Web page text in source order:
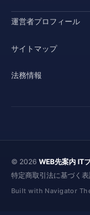
運営者プロフィール
サイトマップ
法務情報
© 2026 WEB先案内 IT
特定商取引法に基づく表
Built with Navigator